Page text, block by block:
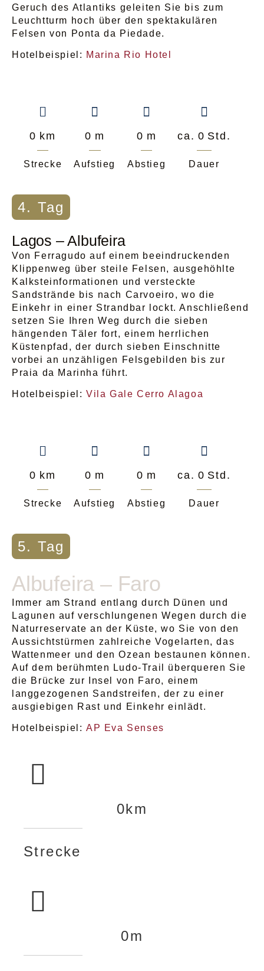
Geruch des Atlantiks geleiten Sie bis zum
Leuchtturm hoch über den spektakulären
Felsen von Ponta da Piedade.
Hotelbeispiel: Marina Rio Hotel
0 km
Strecke
0 m
Aufstieg
0 m
Abstieg
ca. 0 Std.
Dauer
4. Tag
Lagos – Albufeira
Von Ferragudo auf einem beeindruckenden
Klippenweg über steile Felsen, ausgehöhlte
Kalksteinformationen und versteckte
Sandstrände bis nach Carvoeiro, wo die
Einkehr in einer Strandbar lockt. Anschließend
setzen Sie Ihren Weg durch die sieben
hängenden Täler fort, einem herrlichen
Küstenpfad, der durch sieben Einschnitte
vorbei an unzähligen Felsgebilden bis zur
Praia da Marinha führt.
Hotelbeispiel: Vila Gale Cerro Alagoa
0 km
Strecke
0 m
Aufstieg
0 m
Abstieg
ca. 0 Std.
Dauer
5. Tag
Albufeira – Faro
Immer am Strand entlang durch Dünen und
Lagunen auf verschlungenen Wegen durch die
Naturreservate an der Küste, wo Sie von den
Aussichtstürmen zahlreiche Vogelarten, das
Wattenmeer und den Ozean bestaunen können.
Auf dem berühmten Ludo-Trail überqueren Sie
die Brücke zur Insel von Faro, einem
langgezogenen Sandstreifen, der zu einer
ausgiebigen Rast und Einkehr einlädt.
Hotelbeispiel: AP Eva Senses
0km
Strecke
0m